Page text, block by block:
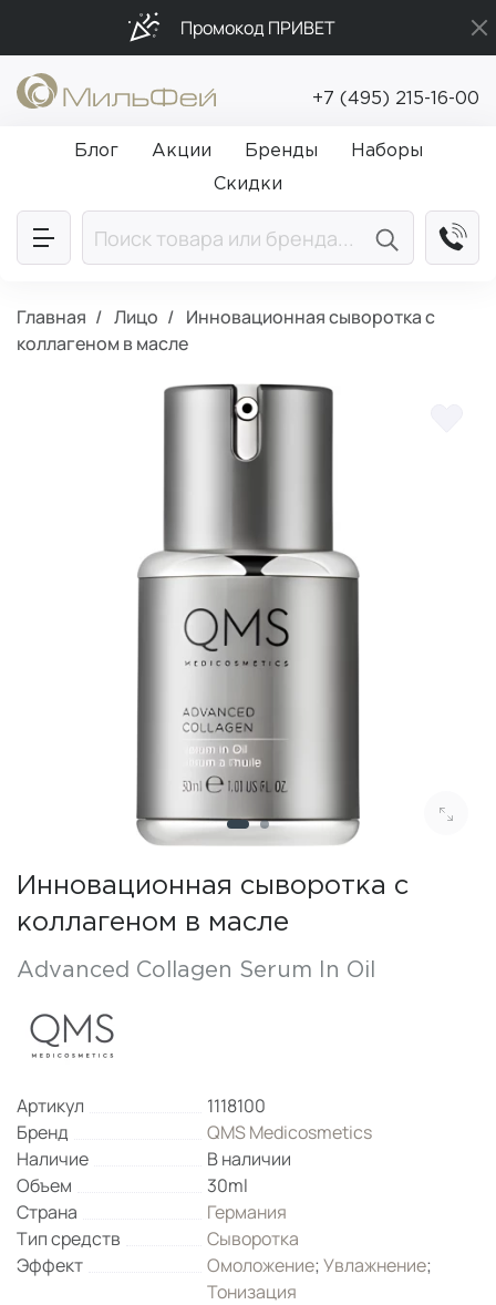
Промокод ПРИВЕТ
Бесплатная доставка от 5 000₽
Подарки в каждый заказ от 5 000₽
+7 (495) 215-16-00
Блог Акции Бренды
Наборы
Скидки
Главная Лицо
Инновационная сыворотка с
коллагеном в масле
Инновационная сыворотка с
коллагеном в масле
Advanced Collagen Serum In Oil
Артикул
1118100
Бренд
QMS Medicosmetics
Наличие
В наличии
Объем
30ml
Страна
Германия
Тип средств
Сыворотка
Эффект
Омоложение;Увлажнение;
Тонизация